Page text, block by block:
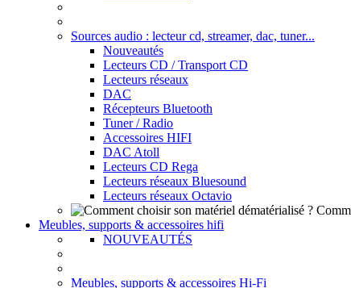
Sources audio : lecteur cd, streamer, dac, tuner...
Nouveautés
Lecteurs CD / Transport CD
Lecteurs réseaux
DAC
Récepteurs Bluetooth
Tuner / Radio
Accessoires HIFI
DAC Atoll
Lecteurs CD Rega
Lecteurs réseaux Bluesound
Lecteurs réseaux Octavio
Meubles, supports & accessoires hifi
NOUVEAUTÉS
Meubles, supports & accessoires Hi-Fi